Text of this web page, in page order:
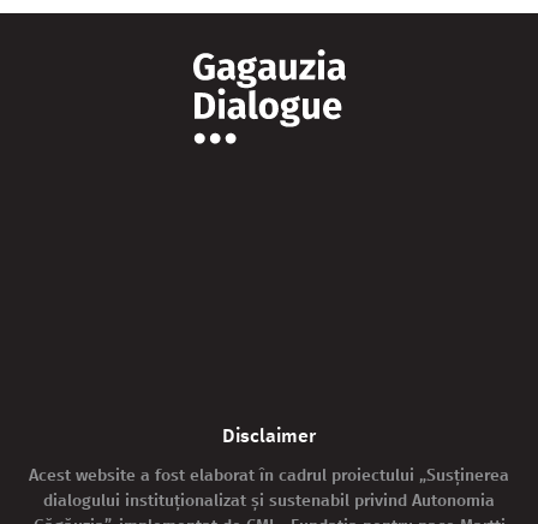
Disclaimer
Acest website a fost elaborat în cadrul proiectului „Susținerea
dialogului instituționalizat și sustenabil privind Autonomia